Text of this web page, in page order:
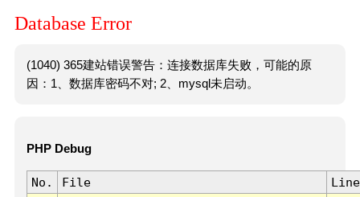
Database Error
(1040) 365建站错误警告：连接数据库失败，可能的原
因：1、数据库密码不对; 2、mysql未启动。
PHP Debug
No. File
Line